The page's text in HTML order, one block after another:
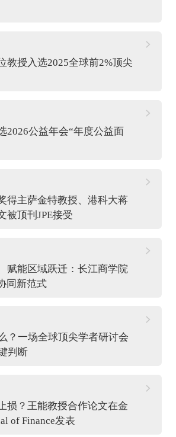
教授入选2025全球前2%顶尖
2026公益年会“年度公益面
得主萨金特教授、港科大蒋
被顶刊JPE接受
赋能区域跃迁：长江商学院
同新范式
？一场全球顶尖学者研讨会
判断
损？王能教授合作论文在金
of Finance发表